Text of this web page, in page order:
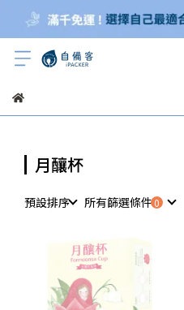
月釀杯
預設排序 所有篩選條件